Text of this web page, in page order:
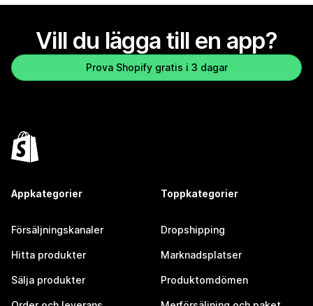
Vill du lägga till en app?
Prova Shopify gratis i 3 dagar
Appkategorier
Försäljningskanaler
Hitta produkter
Sälja produkter
Toppkategorier
Dropshipping
Marknadsplatser
Produktomdömen